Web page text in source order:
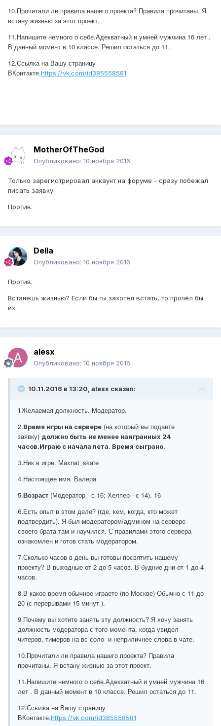
10.Прочитали ли правила нашего проекта? Правила прочитаны. Я
встану жизнью за этот проект.
11.Напишите немного о себе.Адекватный и умней мужчина 16 лет .
В данный момент в 10 классе. Решил остаться до 11.
12.Ссылка на Вашу страницу
ВКонтакте.https://vk.com/id385558581
MotherOfTheGod
Опубликовано: 10 ноября 2016
Только зарегистрировал аккаунт на форуме - сразу побежал
писать заявку.
Против.
Della
Опубликовано: 10 ноября 2016
Против.
Встанешь жизнью? Если бы ты захотел встать, то прочёл бы
их.
alesx
Опубликовано: 10 ноября 2016
10.11.2016 в 13:20, alesx сказал:
1.Желаемая должность. Модератор.
2.Время игры на сервере (на который вы подаете
заявку) должно быть не менее наигранных 24
часов.Играю с начала лета. Время сыграно.
3.Ник в игре. Maxnat_skate
4.Настоящее имя. Валера
5.Возраст (Модератор - с 16; Хелпер - с 14). 16
6.Есть опыт в этом деле? (где, кем, когда, кто может
подтвердить). Я был модератором/админом на сервере
своего брата там и научился. С правилами этого сервера
ознакомлен и готов стать модератором.
7.Сколько часов в день вы готовы посвятить нашему
проекту? В выходные от 2 до 5 часов. В будние дни от 1 до 4
часов.
8.В какое время обычное играете (по Москве) Обычно с 11 до
20 (с перерывами 15 минут ).
9.Почему вы хотите занять эту должность? Я хочу занять
должность модератора с того момента, когда увидел
читеров, тимеров на вс соло и неприличнее слова в чате.
10.Прочитали ли правила нашего проекта? Правила
прочитаны. Я встану жизнью за этот проект.
11.Напишите немного о себе.Адекватный и умней мужчина 16
лет . В данный момент в 10 классе. Решил остаться до 11.
12.Ссылка на Вашу страницу
ВКонтакте.https://vk.com/id385558581